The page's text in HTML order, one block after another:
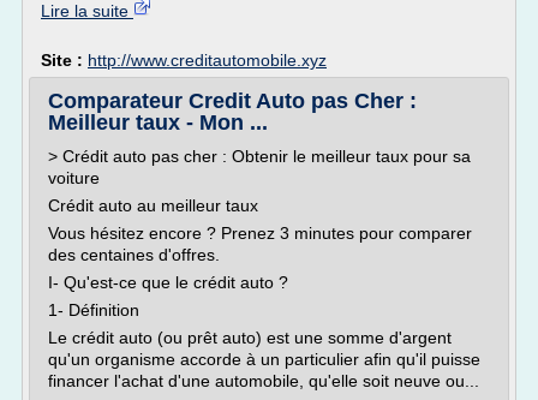
Lire la suite
Site : http://www.creditautomobile.xyz
Comparateur Credit Auto pas Cher :
Meilleur taux - Mon ...
> Crédit auto pas cher : Obtenir le meilleur taux pour sa
voiture
Crédit auto au meilleur taux
Vous hésitez encore ? Prenez 3 minutes pour comparer
des centaines d'offres.
I- Qu'est-ce que le crédit auto ?
1- Définition
Le crédit auto (ou prêt auto) est une somme d'argent
qu'un organisme accorde à un particulier afin qu'il puisse
financer l'achat d'une automobile, qu'elle soit neuve ou...